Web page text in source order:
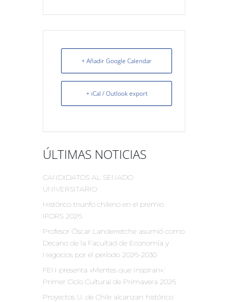
+ Añadir Google Calendar
+ iCal / Outlook export
ÚLTIMAS NOTICIAS
CANDIDATOS AL SENADO
UNIVERSITARIO
Histórico triunfo chileno en el premio
IFORS 2026
Profesor Óscar Landerretche asumió como
Decano de la Facultad de Economía y
Negocios por el período 2026-2030
FEN presenta «Mentes que Inspiran»:
Primer Ciclo Cultural de Primavera 2026
Proyectos U. de Chile alcanzan histórico